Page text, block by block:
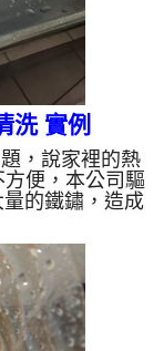
洗 實例
，說家裡的熱
便，本公司驅
的鐵鏽，造成
公司迅速架起
直從水龍頭流
怎麼會這麼
水管清洗 約兩
的洗澡了。 清
, 熱水忽冷忽